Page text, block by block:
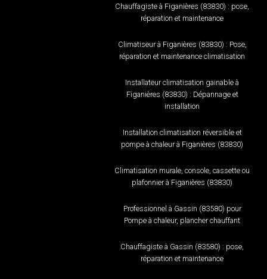
Chauffagiste à Figanières (83830) : pose,
réparation et maintenance
Climatiseur à Figanières (83830) : Pose,
réparation et maintenance climatisation
Installateur climatisation gainable à
Figanières (83830) : Dépannage et
installation
Installation climatisation réversible et
pompe à chaleur à Figanières (83830)
Climatisation murale, console, cassette ou
plafonnier à Figanières (83830)
Professionnel à Gassin (83580) pour
Pompe à chaleur, plancher chauffant
Chauffagiste à Gassin (83580) : pose,
réparation et maintenance